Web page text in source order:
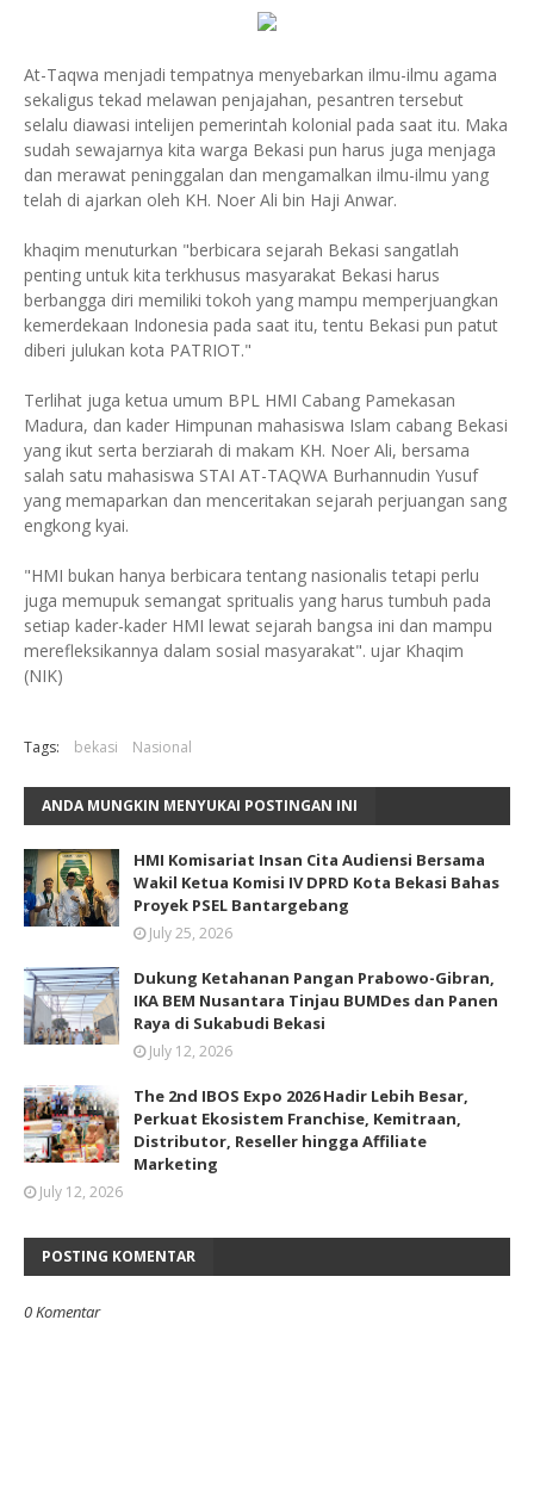
At-Taqwa menjadi tempatnya menyebarkan ilmu-ilmu agama
sekaligus tekad melawan penjajahan, pesantren tersebut
selalu diawasi intelijen pemerintah kolonial pada saat itu. Maka
sudah sewajarnya kita warga Bekasi pun harus juga menjaga
dan merawat peninggalan dan mengamalkan ilmu-ilmu yang
telah di ajarkan oleh KH. Noer Ali bin Haji Anwar.
khaqim menuturkan "berbicara sejarah Bekasi sangatlah
penting untuk kita terkhusus masyarakat Bekasi harus
berbangga diri memiliki tokoh yang mampu memperjuangkan
kemerdekaan Indonesia pada saat itu, tentu Bekasi pun patut
diberi julukan kota PATRIOT."
Terlihat juga ketua umum BPL HMI Cabang Pamekasan
Madura, dan kader Himpunan mahasiswa Islam cabang Bekasi
yang ikut serta berziarah di makam KH. Noer Ali, bersama
salah satu mahasiswa STAI AT-TAQWA Burhannudin Yusuf
yang memaparkan dan menceritakan sejarah perjuangan sang
engkong kyai.
"HMI bukan hanya berbicara tentang nasionalis tetapi perlu
juga memupuk semangat spritualis yang harus tumbuh pada
setiap kader-kader HMI lewat sejarah bangsa ini dan mampu
merefleksikannya dalam sosial masyarakat". ujar Khaqim
(NIK)
Tags: bekasi Nasional
ANDA MUNGKIN MENYUKAI POSTINGAN INI
HMI Komisariat Insan Cita Audiensi Bersama
Wakil Ketua Komisi IV DPRD Kota Bekasi Bahas
Proyek PSEL Bantargebang
July 25, 2026
Dukung Ketahanan Pangan Prabowo-Gibran,
IKA BEM Nusantara Tinjau BUMDes dan Panen
Raya di Sukabudi Bekasi
July 12, 2026
The 2nd IBOS Expo 2026 Hadir Lebih Besar,
Perkuat Ekosistem Franchise, Kemitraan,
Distributor, Reseller hingga Affiliate
Marketing
July 12, 2026
POSTING KOMENTAR
0 Komentar